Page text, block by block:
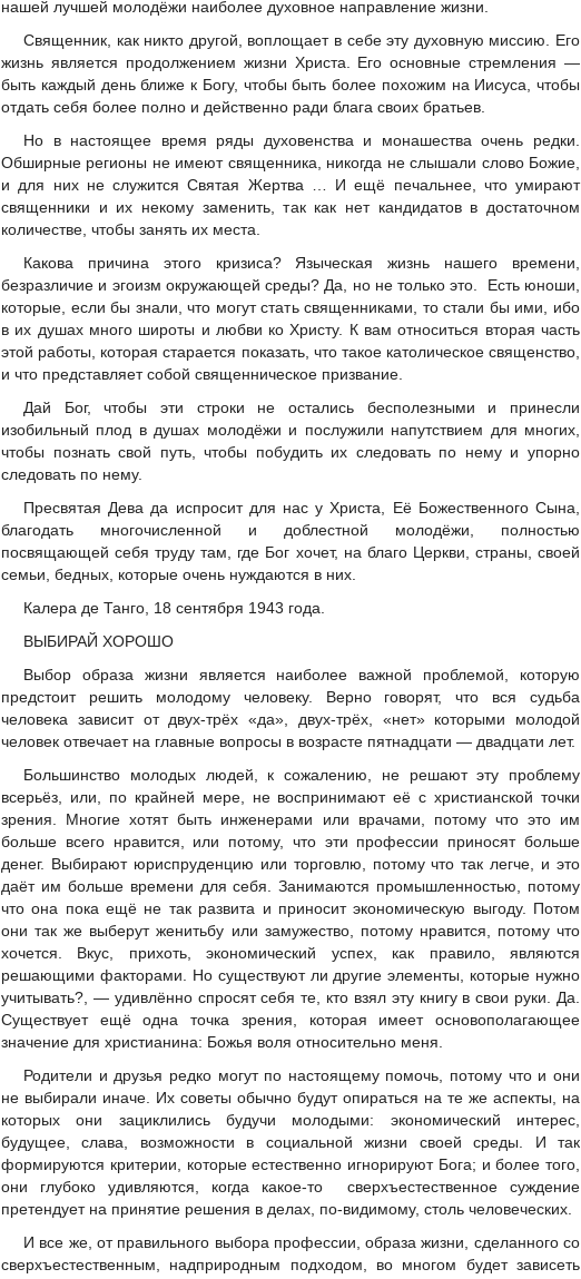
нашей лучшей молодёжи наиболее духовное направление жизни.
Священник, как никто другой, воплощает в себе эту духовную миссию. Его
жизнь является продолжением жизни Христа. Его основные стремления —
быть каждый день ближе к Богу, чтобы быть более похожим на Иисуса, чтобы
отдать себя более полно и действенно ради блага своих братьев.
Но в настоящее время ряды духовенства и монашества очень редки.
Обширные регионы не имеют священника, никогда не слышали слово Божие,
и для них не служится Святая Жертва … И ещё печальнее, что умирают
священники и их некому заменить, так как нет кандидатов в достаточном
количестве, чтобы занять их места.
Какова причина этого кризиса? Языческая жизнь нашего времени,
безразличие и эгоизм окружающей среды? Да, но не только это. Есть юноши,
которые, если бы знали, что могут стать священниками, то стали бы ими, ибо
в их душах много широты и любви ко Христу. К вам относиться вторая часть
этой работы, которая старается показать, что такое католическое священство,
и что представляет собой священническое призвание.
Дай Бог, чтобы эти строки не остались бесполезными и принесли
изобильный плод в душах молодёжи и послужили напутствием для многих,
чтобы познать свой путь, чтобы побудить их следовать по нему и упорно
следовать по нему.
Пресвятая Дева да испросит для нас у Христа, Её Божественного Сына,
благодать многочисленной и доблестной молодёжи, полностью
посвящающей себя труду там, где Бог хочет, на благо Церкви, страны, своей
семьи, бедных, которые очень нуждаются в них.
Калера де Танго, 18 сентября 1943 года.
ВЫБИРАЙ ХОРОШО
Выбор образа жизни является наиболее важной проблемой, которую
предстоит решить молодому человеку. Верно говорят, что вся судьба
человека зависит от двух-трёх «да», двух-трёх, «нет» которыми молодой
человек отвечает на главные вопросы в возрасте пятнадцати — двадцати лет.
Большинство молодых людей, к сожалению, не решают эту проблему
всерьёз, или, по крайней мере, не воспринимают её с христианской точки
зрения. Многие хотят быть инженерами или врачами, потому что это им
больше всего нравится, или потому, что эти профессии приносят больше
денег. Выбирают юриспруденцию или торговлю, потому что так легче, и это
даёт им больше времени для себя. Занимаются промышленностью, потому
что она пока ещё не так развита и приносит экономическую выгоду. Потом
они так же выберут женитьбу или замужество, потому нравится, потому что
хочется. Вкус, прихоть, экономический успех, как правило, являются
решающими факторами. Но существуют ли другие элементы, которые нужно
учитывать?, — удивлённо спросят себя те, кто взял эту книгу в свои руки. Да.
Существует ещё одна точка зрения, которая имеет основополагающее
значение для христианина: Божья воля относительно меня.
Родители и друзья редко могут по настоящему помочь, потому что и они
не выбирали иначе. Их советы обычно будут опираться на те же аспекты, на
которых они зациклились будучи молодыми: экономический интерес,
будущее, слава, возможности в социальной жизни своей среды. И так
формируются критерии, которые естественно игнорируют Бога; и более того,
они глубоко удивляются, когда какое-то сверхъестественное суждение
претендует на принятие решения в делах, по-видимому, столь человеческих.
И все же, от правильного выбора профессии, образа жизни, сделанного со
сверхъестественным, надприродным подходом, во многом будет зависеть